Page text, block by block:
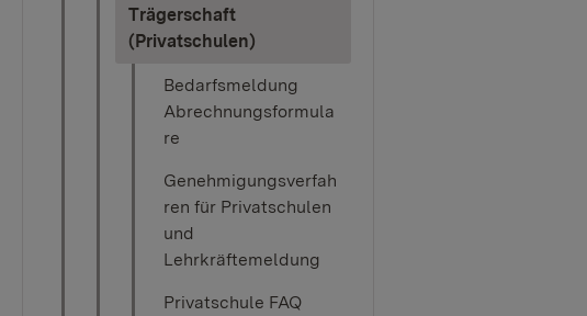
Trägerschaft
(Privatschulen)
Bedarfsmeldung
Abrechnungsformula
re
Genehmigungsverfah
ren für Privatschulen
und
Lehrkräftemeldung
Privatschule FAQ